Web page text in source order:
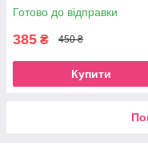
Готово до відправки
385 ₴ 450 ₴
Купити